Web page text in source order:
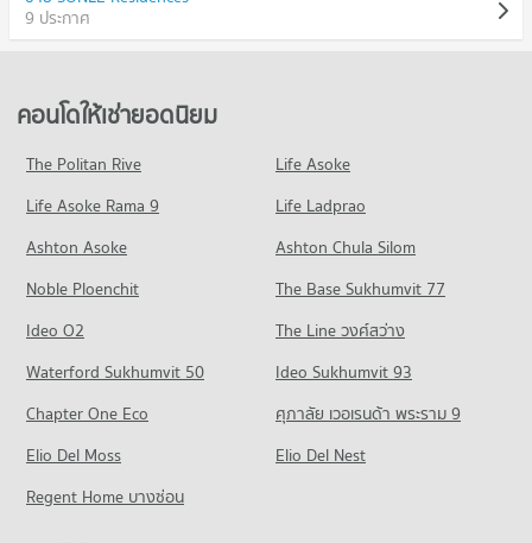
9 ประกาศ
คอนโดให้เช่ายอดนิยม
The Politan Rive
Life Asoke
Life Asoke Rama 9
Life Ladprao
Ashton Asoke
Ashton Chula Silom
Noble Ploenchit
The Base Sukhumvit 77
Ideo O2
The Line วงศ์สว่าง
Waterford Sukhumvit 50
Ideo Sukhumvit 93
Chapter One Eco
ศุภาลัย เวอเรนด้า พระราม 9
Elio Del Moss
Elio Del Nest
Regent Home บางซ่อน